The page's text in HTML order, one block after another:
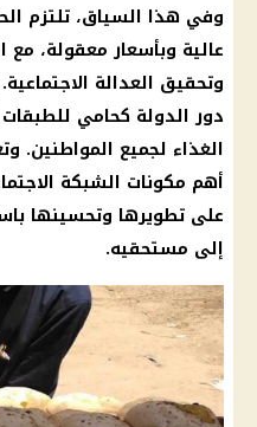
وفي هذا السياق، تلتزم
عالية وبأسعار معقولة،
وتحقيق العدالة
دور الدولة كحامي
الغذاء لجميع المواطنين.
أهم مكونات الشبكة
على تطويرها وتحسينها
إلى مستحقيه.